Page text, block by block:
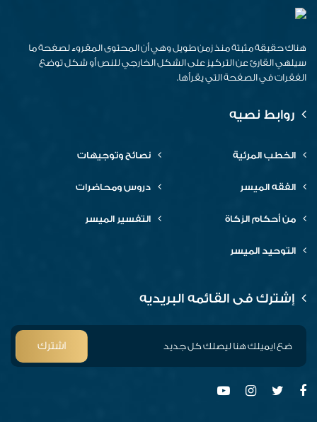
هناك حقيقة مثبتة منذ زمن طويل وهي أن المحتوى المقروء لصفحة ما
سيلهي القارئ عن التركيز على الشكل الخارجي للنص أو شكل توضع
الفقرات في الصفحة التي يقرأها.
روابط نصيه
الخطب المرئية نصائح وتوجيهات
الفقه الميسر دروس ومحاضرات
من أحكام الزكاة التفسير الميسر
التوحيد الميسر
إشترك فى القائمه البريديه